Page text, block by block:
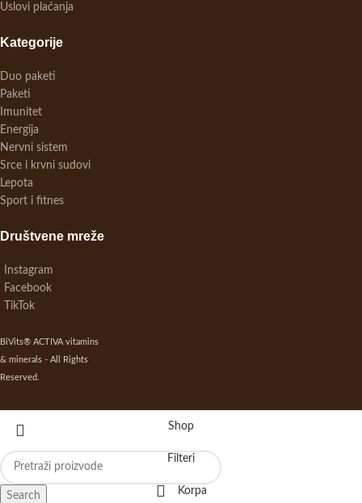
Uslovi plaćanja
Kategorije
Duo paketi
Paketi
Imunitet
Energija
Nervni sistem
Srce i krvni sudovi
Lepota
Sport i fitnes
Društvene mreže
Instagram
Facebook
TikTok
BiVits® ACTIVA vitamins
& minerals - All Rights
Reserved.
Search
Shop
Filteri
Korpa